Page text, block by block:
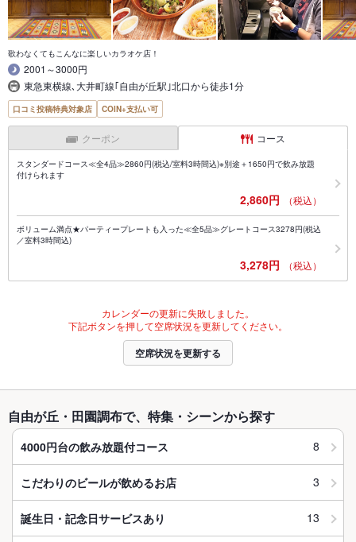
歌わなくてもこんなに楽しいカラオケ店！
2001～3000円
東急東横線､大井町線｢自由が丘駅｣北口から徒歩1分
口コミ投稿特典対象店 COIN+支払い可
クーポン コース
スタンダードコース≪全4品≫2860円(税込/室料3時間込)※別途＋1650円で飲み放題
付けられます
2,860円 （税込）
ボリューム満点★パーティープレートも入った≪全5品≫グレートコース3278円(税込
／室料3時間込)
3,278円 （税込）
カレンダーの更新に失敗しました。
下記ボタンを押して空席状況を更新してください。
空席状況を更新する
自由が丘・田園調布で、特集・シーンから探す
4000円台の飲み放題付コース 8
こだわりのビールが飲めるお店 3
誕生日・記念日サービスあり 13